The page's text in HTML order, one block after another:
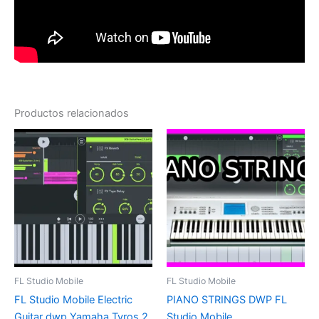
Productos relacionados
FL Studio Mobile
FL Studio Mobile Electric
FL Studio Mobile
PIANO STRINGS DWP FL